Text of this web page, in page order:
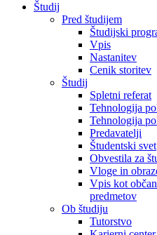
Študij
Pred študijem
Študijski
Vpis
Nastanitev
Cenik storitev
Študij
Spletni referat
Tehnologija
Tehnologija
Predavatelji
Študentski svet
Obvestila za
Vloge in
Vpis kot
predmetov
Ob študiju
Tutorstvo